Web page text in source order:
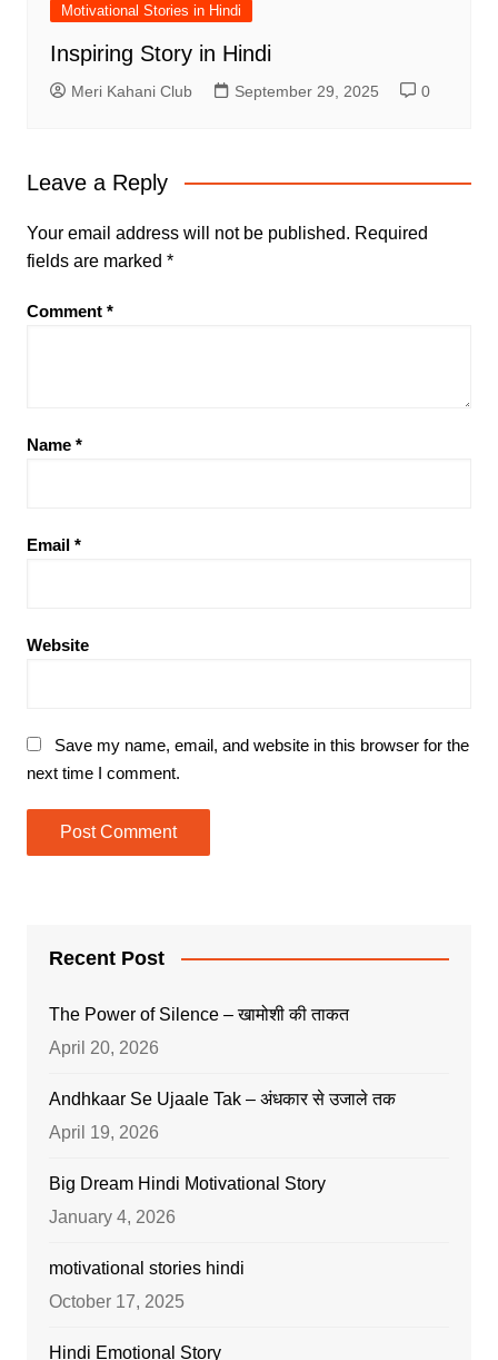
Motivational Stories in Hindi
Inspiring Story in Hindi
Meri Kahani Club September 29, 2025 0
Leave a Reply
Your email address will not be published. Required
fields are marked *
Comment *
Name *
Email *
Website
Save my name, email, and website in this browser for the
next time I comment.
Recent Post
The Power of Silence – खामोशी की ताकत
April 20, 2026
Andhkaar Se Ujaale Tak – अंधकार से उजाले तक
April 19, 2026
Big Dream Hindi Motivational Story
January 4, 2026
motivational stories hindi
October 17, 2025
Hindi Emotional Story